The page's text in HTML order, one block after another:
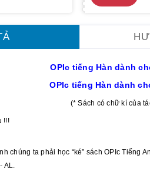
OPIc tiếng Hàn dành
OPIc tiếng Hàn dành
(* Sách có chữ kí của
!!!
chúng ta phải học “ké” sách OPIc Tiếng